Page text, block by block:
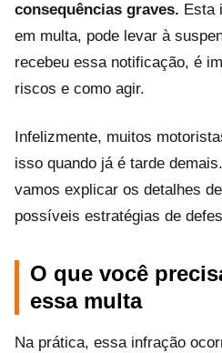
consequências graves. Esta
em multa, pode levar à
recebeu essa notificação, é
riscos e como agir.
Infelizmente, muitos
isso quando já é tarde
vamos explicar os detalhes
possíveis estratégias de
O que você
essa multa
Na prática, essa infração